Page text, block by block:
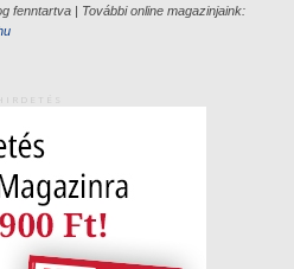
fenntartva | További online magazinjaink:
HIRDETÉS